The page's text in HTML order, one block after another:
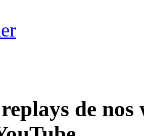
de